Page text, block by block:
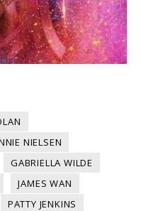
NIELSEN
GABRIELLA WILDE
JAMES WAN
PATTY JENKINS